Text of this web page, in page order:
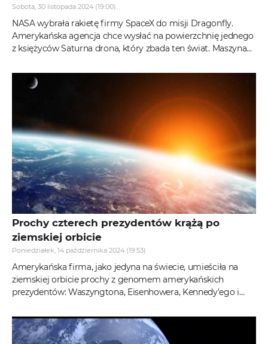
Sobota, 30 listopada 2024 (19:00)
NASA wybrała rakietę firmy SpaceX do misji Dragonfly.
Amerykańska agencja chce wysłać na powierzchnię jednego
z księżyców Saturna drona, który zbada ten świat. Maszyna
Prochy czterech prezydentów krążą po
ziemskiej orbicie
Poniedziałek, 14 października 2024 (19:53)
Amerykańska firma, jako jedyna na świecie, umieściła na
ziemskiej orbicie prochy z genomem amerykańskich
prezydentów: Waszyngtona, Eisenhowera, Kennedy'ego i